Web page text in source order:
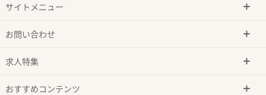
サイトメニュー
お問い合わせ
求人特集
おすすめコンテンツ